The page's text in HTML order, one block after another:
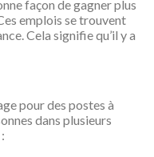
façon de gagner plus
emplois se trouvent
Cela signifie qu’il y a
pour des postes à
dans plusieurs